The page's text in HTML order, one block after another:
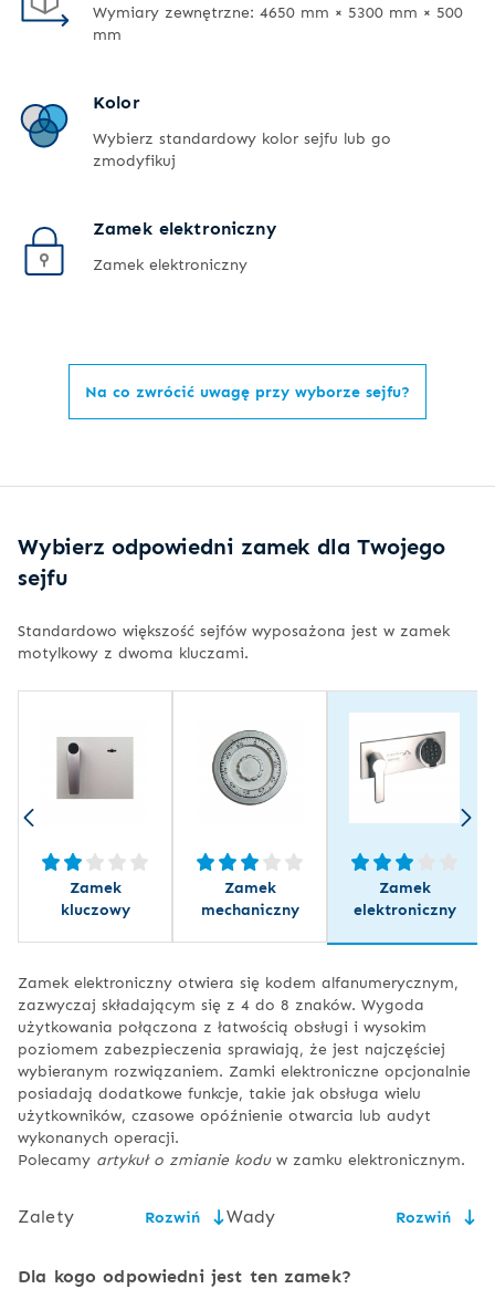
Wymiary zewnętrzne: 4650 mm × 5300 mm × 500
mm
Kolor
Wybierz standardowy kolor sejfu lub go
zmodyfikuj
Zamek elektroniczny
Zamek elektroniczny
Na co zwrócić uwagę przy wyborze sejfu?
Wybierz odpowiedni zamek dla Twojego
sejfu
Standardowo większość sejfów wyposażona jest w zamek
motylkowy z dwoma kluczami.
Zamek
kluczowy
Zamek
mechaniczny
Zamek
elektroniczny
Zamek elektroniczny otwiera się kodem alfanumerycznym,
zazwyczaj składającym się z 4 do 8 znaków. Wygoda
użytkowania połączona z łatwością obsługi i wysokim
poziomem zabezpieczenia sprawiają, że jest najczęściej
wybieranym rozwiązaniem. Zamki elektroniczne opcjonalnie
posiadają dodatkowe funkcje, takie jak obsługa wielu
użytkowników, czasowe opóźnienie otwarcia lub audyt
wykonanych operacji.
Polecamy artykuł o zmianie koduw zamku elektronicznym.
Zalety Rozwiń
łatwość obsługi,
Wady Rozwiń
konieczność wymiany baterii,
Dla kogo odpowiedni jest ten zamek?